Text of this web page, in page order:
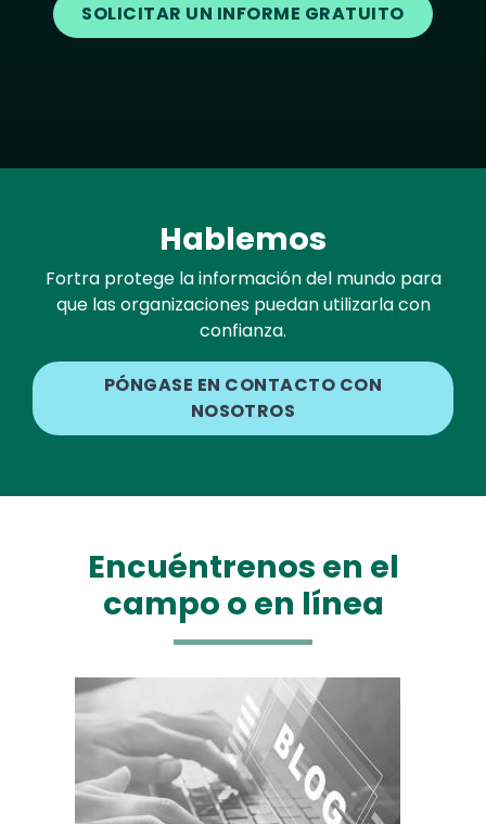
SOLICITAR UN INFORME GRATUITO
Hablemos
Fortra protege la información del mundo para
que las organizaciones puedan utilizarla con
confianza.
PÓNGASE EN CONTACTO CON
NOSOTROS
Encuéntrenos en el
campo o en línea